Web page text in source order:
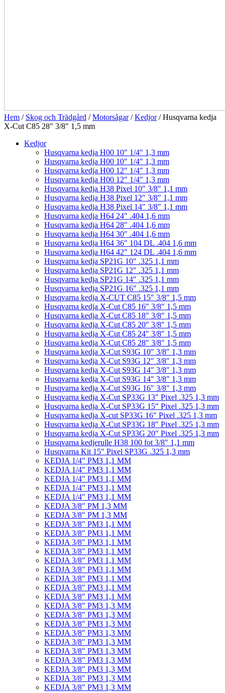
Hem / Skog och Trädgård /Motorsågar/Kedjor/ Husqvarna kedja
X-Cut C85 28″ 3/8″ 1,5 mm
Kedjor
Husqvarna kedja H00 10″ 1/4″ 1,3 mm
Husqvarna kedja H00 10″ 1/4″ 1,3 mm
Husqvarna kedja H00 12″ 1/4″ 1,3 mm
Husqvarna kedja H00 12″ 1/4″ 1,3 mm
Husqvarna kedja H38 Pixel 10″ 3/8″ 1,1 mm
Husqvarna kedja H38 Pixel 12″ 3/8″ 1,1 mm
Husqvarna kedja H38 Pixel 14″ 3/8″ 1,1 mm
Husqvarna kedja H64 24″ .404 1,6 mm
Husqvarna kedja H64 28″ .404 1,6 mm
Husqvarna kedja H64 30″ .404 1,6 mm
Husqvarna kedja H64 36″ 104 DL .404 1,6 mm
Husqvarna kedja H64 42″ 124 DL .404 1,6 mm
Husqvarna kedja SP21G 10″ .325 1,1 mm
Husqvarna kedja SP21G 12″ .325 1,1 mm
Husqvarna kedja SP21G 14″ .325 1,1 mm
Husqvarna kedja SP21G 16″ .325 1,1 mm
Husqvarna kedja X-CUT C85 15″ 3/8″ 1,5 mm
Husqvarna kedja X-Cut C85 16″ 3/8″ 1,5 mm
Husqvarna kedja X-Cut C85 18″ 3/8″ 1,5 mm
Husqvarna kedja X-Cut C85 20″ 3/8″ 1,5 mm
Husqvarna kedja X-Cut C85 24″ 3/8″ 1,5 mm
Husqvarna kedja X-Cut C85 28″ 3/8″ 1,5 mm
Husqvarna kedja X-Cut S93G 10″ 3/8″ 1,3 mm
Husqvarna kedja X-Cut S93G 12″ 3/8″ 1,3 mm
Husqvarna kedja X-Cut S93G 14″ 3/8″ 1,3 mm
Husqvarna kedja X-Cut S93G 14″ 3/8″ 1,3 mm
Husqvarna kedja X-Cut S93G 16″ 3/8″ 1,3 mm
Husqvarna kedja X-Cut SP33G 13″ Pixel .325 1,3 mm
Husqvarna kedja X-Cut SP33G 15″ Pixel .325 1,3 mm
Husqvarna kedja X-cut SP33G 16″ Pixel .325 1,3 mm
Husqvarna kedja X-Cut SP33G 18″ Pixel .325 1,3 mm
Husqvarna kedja X-Cut SP33G 20″ Pixel .325 1,3 mm
Husqvarna kedjerulle H38 100 fot 3/8″ 1,1 mm
Husqvarna Kit 15″ Pixel SP33G .325 1,3 mm
KEDJA 1/4″ PM3 1,1 MM
KEDJA 1/4″ PM3 1,1 MM
KEDJA 1/4″ PM3 1,1 MM
KEDJA 1/4″ PM3 1,1 MM
KEDJA 1/4″ PM3 1,1 MM
KEDJA 3/8″ PM 1,3 MM
KEDJA 3/8″ PM 1,3 MM
KEDJA 3/8″ PM3 1,1 MM
KEDJA 3/8″ PM3 1,1 MM
KEDJA 3/8″ PM3 1,1 MM
KEDJA 3/8″ PM3 1,1 MM
KEDJA 3/8″ PM3 1,1 MM
KEDJA 3/8″ PM3 1,1 MM
KEDJA 3/8″ PM3 1,1 MM
KEDJA 3/8″ PM3 1,1 MM
KEDJA 3/8″ PM3 1,1 MM
KEDJA 3/8″ PM3 1,3 MM
KEDJA 3/8″ PM3 1,3 MM
KEDJA 3/8″ PM3 1,3 MM
KEDJA 3/8″ PM3 1,3 MM
KEDJA 3/8″ PM3 1,3 MM
KEDJA 3/8″ PM3 1,3 MM
KEDJA 3/8″ PM3 1,3 MM
KEDJA 3/8″ PM3 1,3 MM
KEDJA 3/8″ PM3 1,3 MM
KEDJA 3/8″ PM3 1,3 MM